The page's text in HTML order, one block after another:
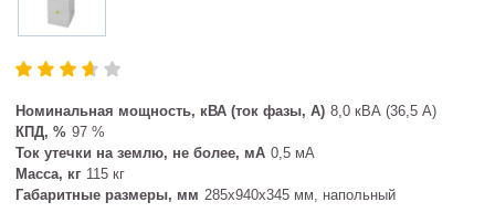
Номинальная мощность, кВА (ток фазы, А) 8,0 кВА (36,5 А)
КПД, % 97 %
Ток утечки на землю, не более, мА 0,5 мА
Масса, кг 115 кг
Габаритные размеры, мм 285х940х345 мм, напольный